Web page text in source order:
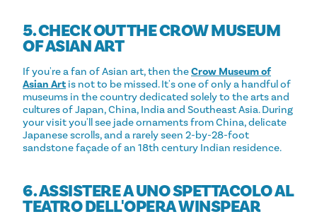
5. CHECK OUT THE CROW MUSEUM
OF ASIAN ART
If you're a fan of Asian art, then theCrow Museum of
Asian Artis not to be missed. It's one of only a handful of
museums in the country dedicated solely to the arts and
cultures of Japan, China, India and Southeast Asia. During
your visit you'll see jade ornaments from China, delicate
Japanese scrolls, and a rarely seen 2-by-28-foot
sandstone façade of an 18th century Indian residence.
6. ASSISTERE A UNO SPETTACOLO AL
TEATRO DELL'OPERA WINSPEAR